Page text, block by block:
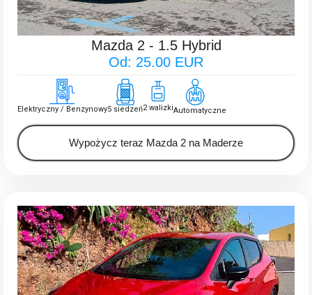
Mazda 2 - 1.5 Hybrid
Od: 25.00 EUR
Elektryczny / Benzynowy5 siedzeń2 walizkiAutomatyczne
Wypożycz teraz Mazda 2 na Maderze